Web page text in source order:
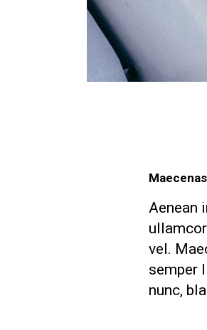
Aenean
vel.
semper
nunc,